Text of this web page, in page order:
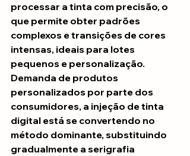
processar a tinta com precisão, o
que permite obter padrões
complexos e transições de cores
intensas, ideais para lotes
pequenos e personalização.
Demanda de produtos
personalizados por parte dos
consumidores, a injeção de tinta
digital está se convertendo no
método dominante, substituindo
gradualmente a serigrafia